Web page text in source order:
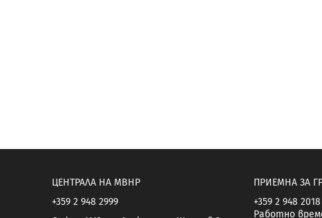
ЦЕНТРАЛА НА МВНР
+359 2 948 2999
ПРИЕМНА ЗА
+359 2 948 2018
Работно